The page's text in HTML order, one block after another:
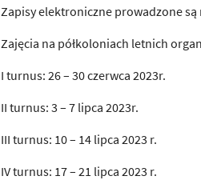
Zapisy elektroniczne prowadzone są
Zajęcia na półkoloniach letnich
I turnus: 26 – 30 czerwca 2023r.
II turnus: 3 – 7 lipca 2023r.
III turnus: 10 – 14 lipca 2023 r.
IV turnus: 17 – 21 lipca 2023 r.